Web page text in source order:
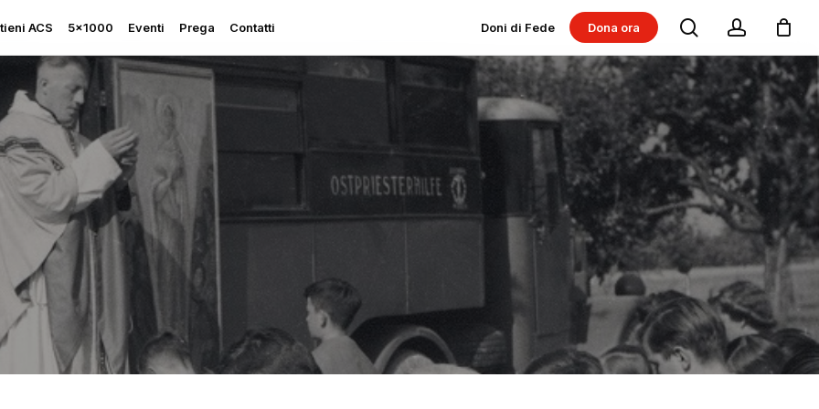
Rapporto sulla Libertà
Ascolta le sue grida
Sostegno all’Ucraina
ACS 5×1000 Eventi Prega Contatti Doni di Fede Dona ora
Dona per progetti
Dona per Messe
searchaccount